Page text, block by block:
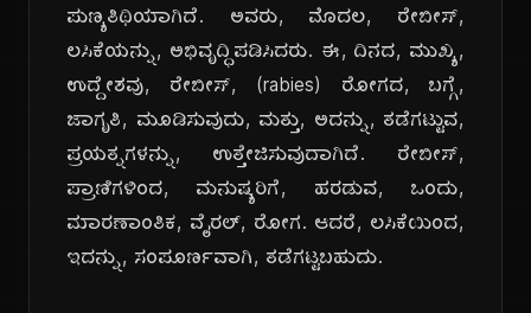
ಪುಣ್ಯತಿಥಿಯಾಗಿದೆ. ಅವರು, ಮೊದಲ, ರೇಬೀಸ್,
ಲಸಿಕೆಯನ್ನು, ಅಭಿವೃದ್ಧಿಪಡಿಸಿದರು. ಈ, ದಿನದ, ಮುಖ್ಯ,
ಉದ್ದೇಶವು, ರೇಬೀಸ್, (rabies) ರೋಗದ, ಬಗ್ಗೆ,
ಜಾಗೃತಿ, ಮೂಡಿಸುವುದು, ಮತ್ತು, ಅದನ್ನು, ತಡೆಗಟ್ಟುವ,
ಪ್ರಯತ್ನಗಳನ್ನು, ಉತ್ತೇಜಿಸುವುದಾಗಿದೆ. ರೇಬೀಸ್,
ಪ್ರಾಣಿಗಳಿಂದ, ಮನುಷ್ಯರಿಗೆ, ಹರಡುವ, ಒಂದು,
ಮಾರಣಾಂತಿಕ, ವೈರಲ್, ರೋಗ. ಆದರೆ, ಲಸಿಕೆಯಿಂದ,
ಇದನ್ನು, ಸಂಪೂರ್ಣವಾಗಿ, ತಡೆಗಟ್ಟಬಹುದು.